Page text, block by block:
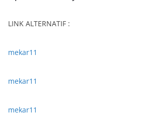
LINK ALTERNATIF :
mekar11
mekar11
mekar11